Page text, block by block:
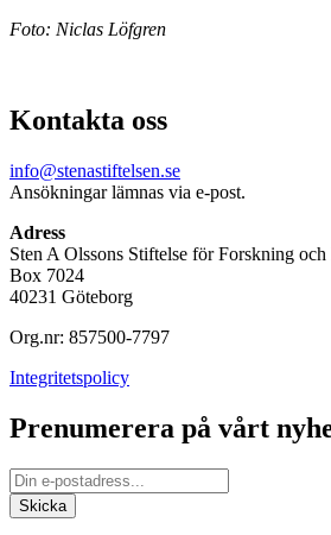
Foto: Niclas Löfgren
Kontakta oss
info@stenastiftelsen.se
Ansökningar lämnas via e-post.
Adress
Sten A Olssons Stiftelse för Forskning
Box 7024
40231 Göteborg
Org.nr: 857500-7797
Integritetspolicy
Prenumerera på vårt